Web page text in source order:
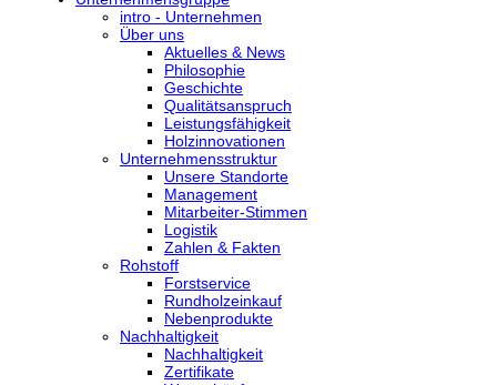
intro - Unternehmen
Über uns
Aktuelles & News
Philosophie
Geschichte
Qualitätsanspruch
Leistungsfähigkeit
Holzinnovationen
Unternehmensstruktur
Unsere Standorte
Management
Mitarbeiter-Stimmen
Logistik
Zahlen & Fakten
Rohstoff
Forstservice
Rundholzeinkauf
Nebenprodukte
Nachhaltigkeit
Nachhaltigkeit
Zertifikate